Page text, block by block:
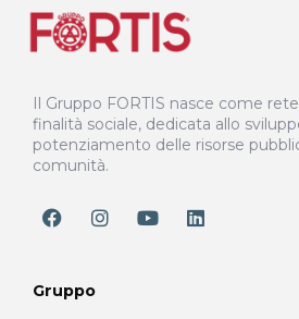
Il Gruppo FORTIS nasce come
finalità sociale, dedicata allo
potenziamento delle risorse
comunità.
Gruppo